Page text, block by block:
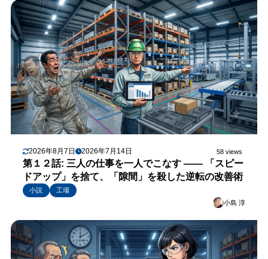
2026年8月7日 2026年7月14日 58 views
第１２話: 三人の仕事を一人でこなす —— 「スピー
ドアップ」を捨て、「隙間」を殺した逆転の改善術
小説
工場
小島 淳